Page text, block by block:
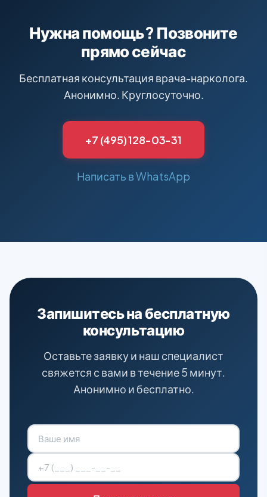
Нужна помощь? Позвоните
прямо сейчас
Бесплатная консультация врача-нарколога.
Анонимно. Круглосуточно.
+7 (495) 128-03-31
Написать в WhatsApp
Запишитесь на бесплатную
консультацию
Оставьте заявку и наш специалист
свяжется с вами в течение 5 минут.
Анонимно и бесплатно.